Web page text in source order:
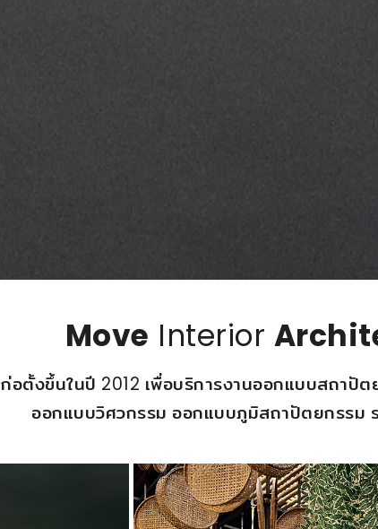
Move Interior
ก่อตั้งขึ้นในปี 2012 เพื่อบริการงานออกแบบสถาปั
ออกแบบวิศวกรรม ออกแบบภูมิสถาปัตยกรรม